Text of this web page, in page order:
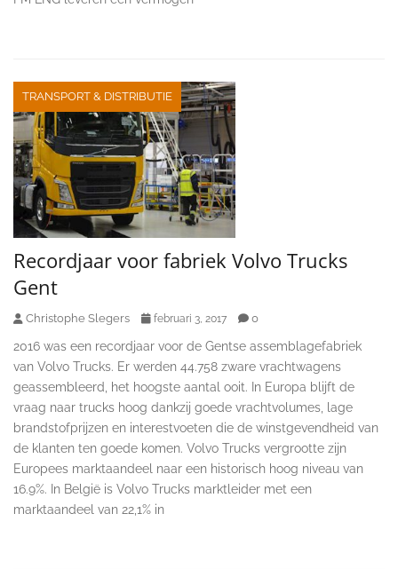
TRANSPORT & DISTRIBUTIE
Recordjaar voor fabriek Volvo Trucks
Gent
Christophe Slegers februari 3, 2017 0
2016 was een recordjaar voor de Gentse assemblagefabriek
van Volvo Trucks. Er werden 44.758 zware vrachtwagens
geassembleerd, het hoogste aantal ooit. In Europa blijft de
vraag naar trucks hoog dankzij goede vrachtvolumes, lage
brandstofprijzen en interestvoeten die de winstgevendheid van
de klanten ten goede komen. Volvo Trucks vergrootte zijn
Europees marktaandeel naar een historisch hoog niveau van
16.9%. In België is Volvo Trucks marktleider met een
marktaandeel van 22,1% in